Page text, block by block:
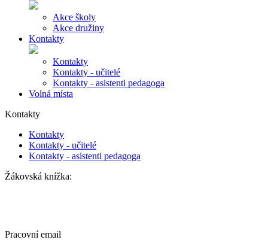
Akce školy
Akce družiny
Kontakty
Kontakty
Kontakty - učitelé
Kontakty - asistenti pedagoga
Volná místa
Kontakty
Kontakty
Kontakty - učitelé
Kontakty - asistenti pedagoga
Žákovská knížka:
Pracovní email